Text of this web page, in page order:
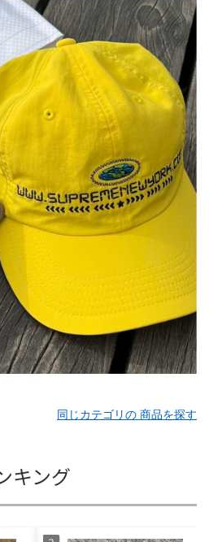
同じカテゴリの 商品を探す
キング